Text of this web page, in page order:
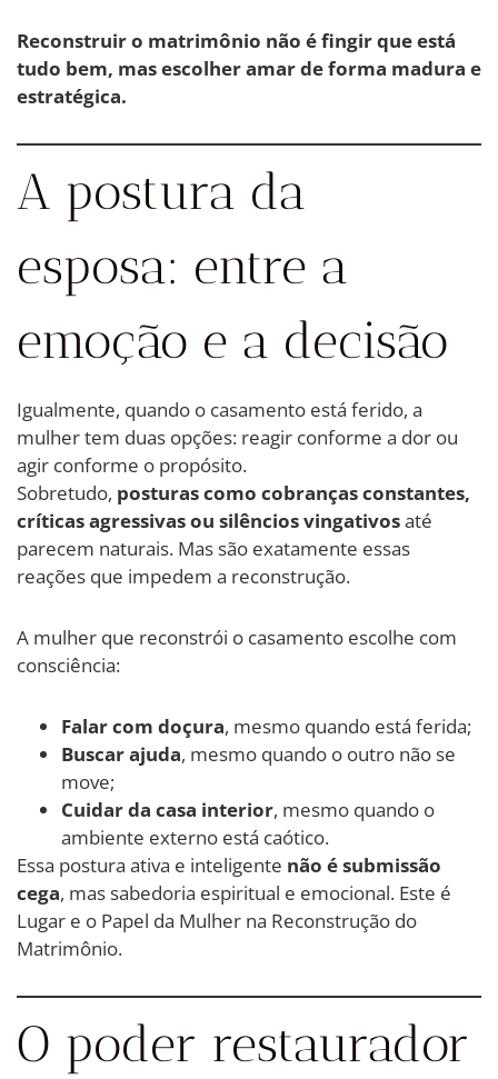
Reconstruir o matrimônio não é fingir que está
tudo bem, mas escolher amar de forma madura e
estratégica.
A postura da
esposa: entre a
emoção e a decisão
Igualmente, quando o casamento está ferido, a
mulher tem duas opções: reagir conforme a dor ou
agir conforme o propósito.
Sobretudo, posturas como cobranças constantes,
críticas agressivas ou silêncios vingativosaté
parecem naturais. Mas são exatamente essas
reações que impedem a reconstrução.
A mulher que reconstrói o casamento escolhe com
consciência:
Falar com doçura, mesmo quando está ferida;
Buscar ajuda, mesmo quando o outro não se
move;
Cuidar da casa interior, mesmo quando o
ambiente externo está caótico.
Essa postura ativa e inteligente não é submissão
cega, mas sabedoria espiritual e emocional. Este é
Lugar e o Papel da Mulher na Reconstrução do
Matrimônio.
O poder restaurador